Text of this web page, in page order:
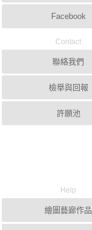
Facebook
Contact
聯絡我們
檢舉與回報
許願池
Help
繪圖藝廊作品